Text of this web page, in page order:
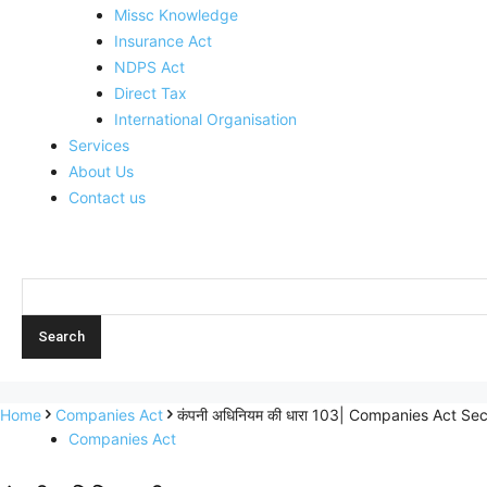
Missc Knowledge
Insurance Act
NDPS Act
Direct Tax
International Organisation
Services
About Us
Contact us
Home Companies Act
कंपनी अधिनियम की धारा 103| Companies Act
Companies Act